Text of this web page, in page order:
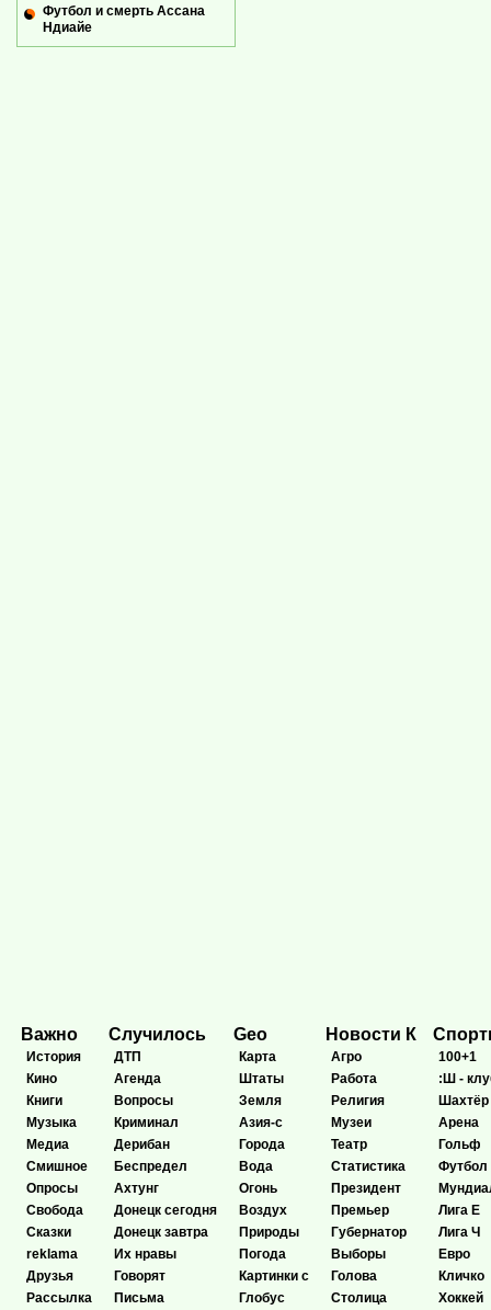
Футбол и смерть Ассана
Ндиайе
Важно
История
Кино
Книги
Музыка
Медиа
Смишное
Опросы
Свобода
Сказки
reklama
Друзья
Рассылка
Случилось
ДТП
Агенда
Вопросы
Криминал
Дерибан
Беспредел
Ахтунг
Донецк сегодня
Донецк завтра
Их нравы
Говорят
Письма
Geo
Карта
Штаты
Земля
Азия-с
Города
Вода
Огонь
Воздух
Природы
Погода
Картинки с
Глобус
Новости К
Агро
Работа
Религия
Музеи
Театр
Статистика
Президент
Премьер
Губернатор
Выборы
Голова
Столица
100+1
:Ш -
Шахтёр
Арена
Гольф
Футбол
Лига Е
Лига Ч
Евро
Кличко
Хоккей